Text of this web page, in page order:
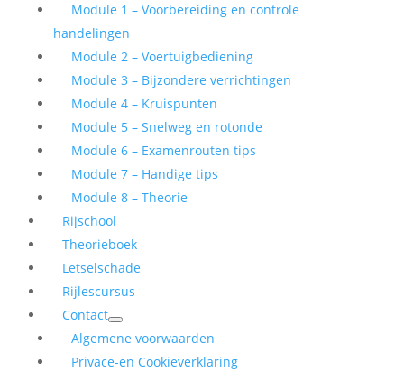
Module 1 – Voorbereiding en controle
handelingen
Module 2 – Voertuigbediening
Module 3 – Bijzondere verrichtingen
Module 4 – Kruispunten
Module 5 – Snelweg en rotonde
Module 6 – Examenrouten tips
Module 7 – Handige tips
Module 8 – Theorie
Rijschool
Theorieboek
Letselschade
Rijlescursus
Contact
Algemene voorwaarden
Privace-en Cookieverklaring